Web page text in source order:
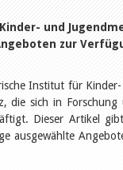
und
zur
Institut für
die sich in
Dieser Artikel
ausgewählte